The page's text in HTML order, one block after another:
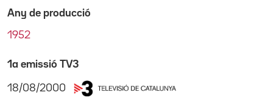
Any de producció
1952
1a emissió TV3
18/08/2000